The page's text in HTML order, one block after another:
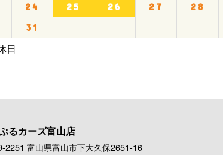
24 25 26 27 28
31
日
るカーズ富山店
2251 富山県富山市下大久保2651-16